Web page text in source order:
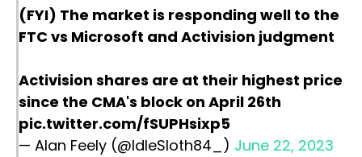
(FYI) The market is responding well to the
FTC vs Microsoft and Activision judgment
Activision shares are at their highest price
since the CMA's block on April 26th
pic.twitter.com/fSUPHsixp5
— Alan Feely (@IdleSloth84_) June 22, 2023